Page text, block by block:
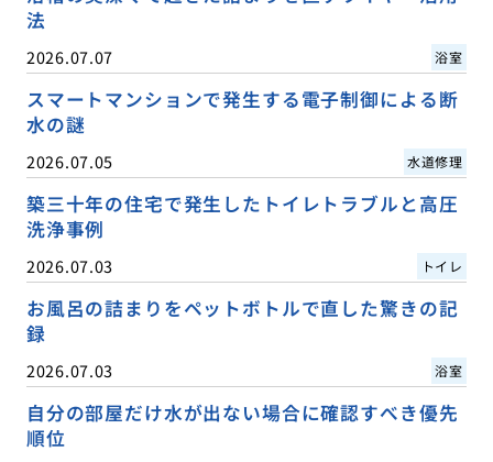
法
2026.07.07 浴室
スマートマンションで発生する電子制御による断
水の謎
2026.07.05 水道修理
築三十年の住宅で発生したトイレトラブルと高圧
洗浄事例
2026.07.03 トイレ
お風呂の詰まりをペットボトルで直した驚きの記
録
2026.07.03 浴室
自分の部屋だけ水が出ない場合に確認すべき優先
順位